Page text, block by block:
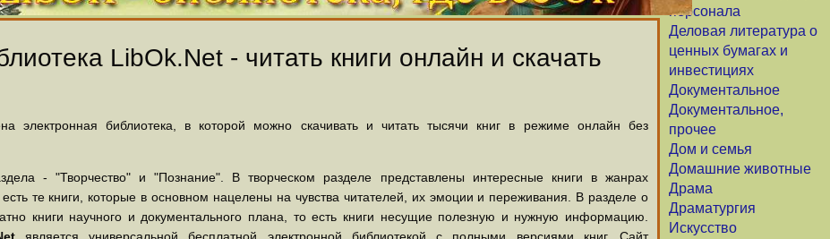
персонала
Деловая литература о
ценных бумагах и
инвестициях
Документальное
Документальное,
прочее
Дом и семья
Домашние животные
Драма
Драматургия
Искусство
LibOk.Net - читать книги онлайн и скачать
электронная библиотека, в которой можно скачивать и читать тысячи книг в режиме онлайн без
- "Творчество" и "Познание". В творческом разделе представлены интересные книги в жанрах
те книги, которые в основном нацелены на чувства читателей, их эмоции и переживания. В разделе о
книги научного и документального плана, то есть книги несущие полезную и нужную информацию.